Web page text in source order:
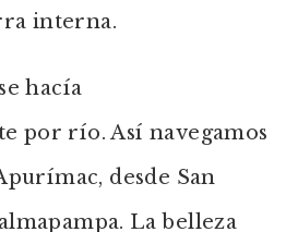
interna.
hacía
por río. Así navegamos
desde San
La belleza